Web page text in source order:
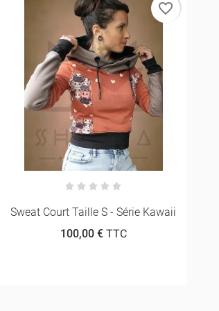
Sweat Court Taille S - Série Kawaii
100,00 €TTC
favorite_border